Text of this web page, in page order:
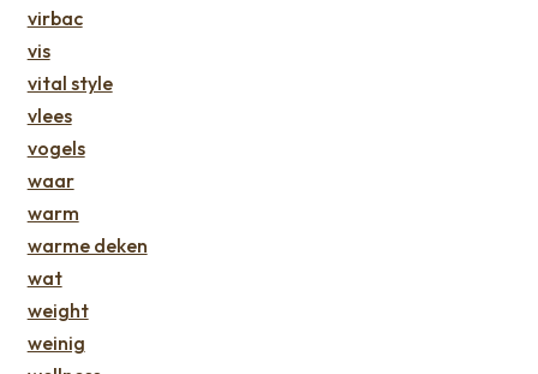
virbac
vis
vital style
vlees
vogels
waar
warm
warme deken
wat
weight
weinig